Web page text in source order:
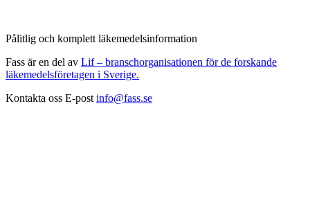
Pålitlig och komplett läkemedelsinformation
Fass är en del av Lif – branschorganisationen för de forskande
läkemedelsföretagen i Sverige.
Kontakta oss E-post info@fass.se